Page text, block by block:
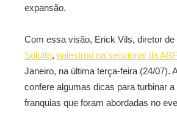
expansão.
Com essa visão, Erick Vils, diretor de
Solutto, palestrou na seccional da ABF
Janeiro, na última terça-feira (24/07).
confere algumas dicas para turbinar
franquias que foram abordadas no